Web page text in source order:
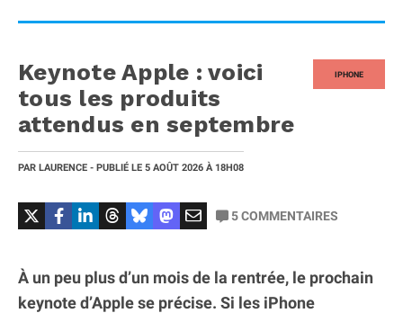
IPHONE
Keynote Apple : voici
tous les produits
attendus en septembre
PAR LAURENCE - PUBLIÉ LE 5 AOÛT 2026 À 18H08
5COMMENTAIRES
À un peu plus d’un mois de la rentrée, le prochain
keynote d’Apple se précise. Si les iPhone